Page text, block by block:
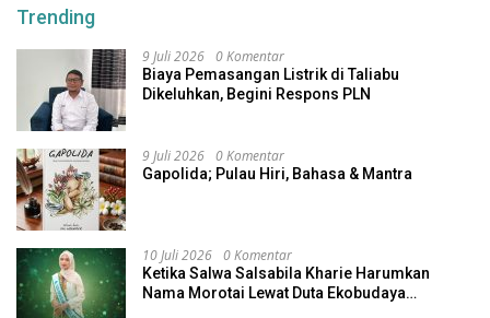
Trending
9 Juli 2026 0 Komentar
Biaya Pemasangan Listrik di Taliabu
Dikeluhkan, Begini Respons PLN
9 Juli 2026 0 Komentar
Gapolida; Pulau Hiri, Bahasa & Mantra
10 Juli 2026 0 Komentar
Ketika Salwa Salsabila Kharie Harumkan
Nama Morotai Lewat Duta Ekobudaya